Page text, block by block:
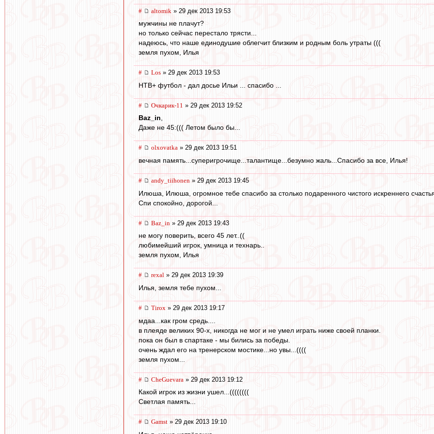
# altomik » 29 дек 2013 19:53
мужчины не плачут?
но только сейчас перестало трясти...
надеюсь, что наше единодушие облегчит близким и родным боль утраты (((
земля пухом, Илья
# Los » 29 дек 2013 19:53
НТВ+ футбол - дал досье Ильи ... спасибо ...
# Очкарик-11 » 29 дек 2013 19:52
Baz_in,
Даже не 45:((( Летом было бы...
# olxovatka » 29 дек 2013 19:51
вечная память...суперигрочище...талантище...безумно жаль...Спасибо за все, Илья!
# andy_tiihonen » 29 дек 2013 19:45
Илюша, Илюша, огромное тебе спасибо за столько подаренного чистого искреннего
Спи спокойно, дорогой...
# Baz_in » 29 дек 2013 19:43
не могу поверить, всего 45 лет..((
любимейший игрок, умница и технарь..
земля пухом, Илья
# rexal » 29 дек 2013 19:39
Илья, земля тебе пухом...
# Tirox » 29 дек 2013 19:17
мдаа...как гром средь....
в плеяде великих 90-х, никогда не мог и не умел играть ниже своей планки.
пока он был в спартаке - мы бились за победы.
очень ждал его на тренерском мостике...но увы...((((
земля пухом...
# CheGuevara » 29 дек 2013 19:12
Какой игрок из жизни ушел...((((((((
Светлая память...
# Gamst » 29 дек 2013 19:10